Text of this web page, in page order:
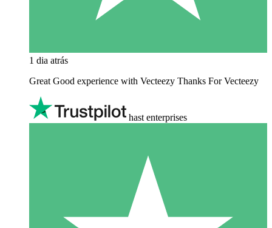
1 dia atrás
Great Good experience with Vecteezy Thanks For Vecteezy
hast enterprises